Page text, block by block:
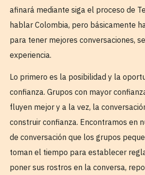
afinará mediante siga el proceso de
hablar Colombia, pero básicamente
para tener mejores conversaciones,
experiencia.
Lo primero es la posibilidad y la
confianza. Grupos con mayor
fluyen mejor y a la vez, la
construir confianza. Encontramos en
de conversación que los grupos
toman el tiempo para establecer
poner sus rostros en la conversa,